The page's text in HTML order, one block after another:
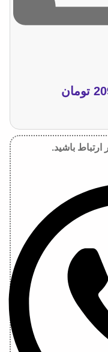
تومان
باشید.